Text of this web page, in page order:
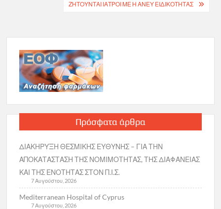
ΖΗΤΟΥΝΤΑΙ ΙΑΤΡΟΙ ΜΕ Η ΑΝΕΥ ΕΙΔΙΚΟΤΗΤΑΣ
Πρόσφατα άρθρα
ΔΙΑΚΗΡΥΞΗ ΘΕΣΜΙΚΗΣ ΕΥΘΥΝΗΣ – ΓΙΑ ΤΗΝ
ΑΠΟΚΑΤΑΣΤΑΣΗ ΤΗΣ ΝΟΜΙΜΟΤΗΤΑΣ, ΤΗΣ ΔΙΑΦΑΝΕΙΑΣ
ΚΑΙ ΤΗΣ ΕΝΟΤΗΤΑΣ ΣΤΟΝ Π.Ι.Σ.
7 Αυγούστου, 2026
Mediterranean Hospital of Cyprus
7 Αυγούστου, 2026